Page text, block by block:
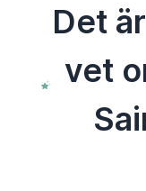
Det
vet